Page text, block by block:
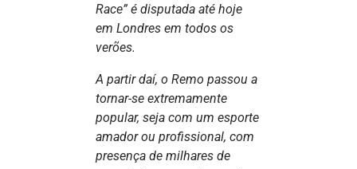
Race” é disputada até hoje
em Londres em todos os
verões.
A partir daí, o Remo passou a
tornar-se extremamente
popular, seja com um esporte
amador ou profissional, com
presença de milhares de